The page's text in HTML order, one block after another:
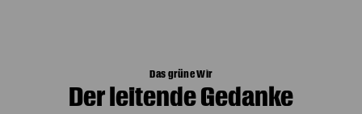
Das grüne Wir
Der leitende Gedanke